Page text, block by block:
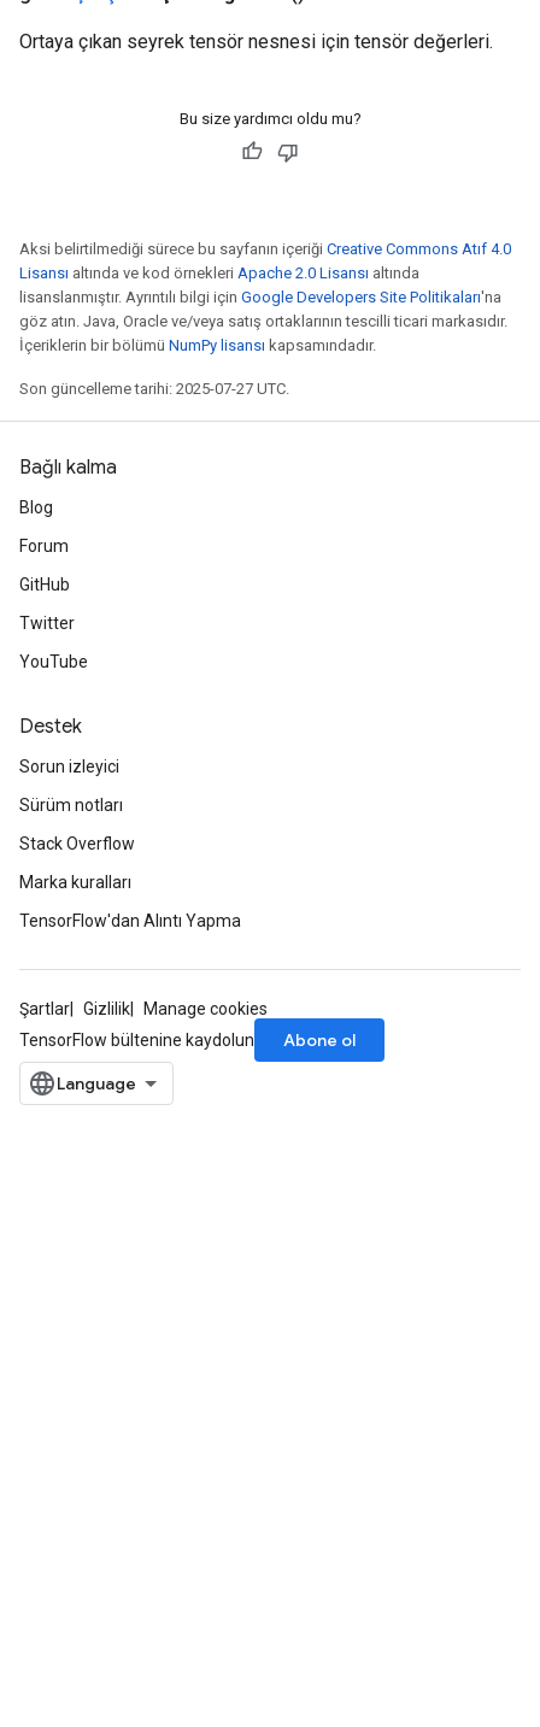
Ortaya çıkan seyrek tensör nesnesi için tensör değerleri.
Bu size yardımcı oldu mu?
Aksi belirtilmediği sürece bu sayfanın içeriği Creative Commons Atıf 4.0
Lisansı altında ve kod örnekleri Apache 2.0 Lisansı altında
lisanslanmıştır. Ayrıntılı bilgi için Google Developers Site Politikaları'na
göz atın. Java, Oracle ve/veya satış ortaklarının tescilli ticari markasıdır.
İçeriklerin bir bölümü NumPy lisansı kapsamındadır.
Son güncelleme tarihi: 2025-07-27 UTC.
Bağlı kalma
Blog
Forum
GitHub
Twitter
YouTube
Destek
Sorun izleyici
Sürüm notları
Stack Overflow
Marka kuralları
TensorFlow'dan Alıntı Yapma
Şartlar Gizlilik
Manage cookies
TensorFlow bültenine kaydolun
Abone ol